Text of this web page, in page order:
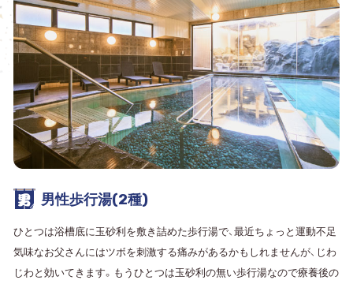
男性歩行湯(2種)
ひとつは浴槽底に玉砂利を敷き詰めた歩行湯で、最近ちょっと運動不足
気味なお父さんにはツボを刺激する痛みがあるかもしれませんが、じわ
じわと効いてきます。もうひとつは玉砂利の無い歩行湯なので療養後の